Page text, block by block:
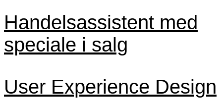
Handelsassistent med
speciale i salg
User Experience Design